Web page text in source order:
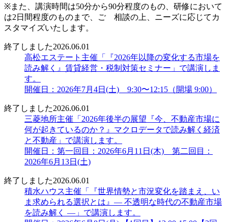
※また、講演時間は50分から90分程度のもの、研修において
は2日間程度のものまで、ご゙相談の上、ニーズに応じてカ
スタマイズいたします。
終了しました2026.06.01
高松エステート主催「『2026年以降の変化する市場を
読み解く』賃貸経営・税制対策セミナー」で講演しま
す。
開催日：2026年7月4日(土) 9:30〜12:15（開場 9:00）
終了しました2026.06.01
三菱地所主催「2026年後半の展望『今、不動産市場に
何が起きているのか？』マクロデータで読み解く経済
と不動産」で講演します。
開催日：第一回目：2026年6月11日(木) 第二回目：
2026年6月13日(土)
終了しました2026.06.01
積水ハウス主催「『世界情勢と市況変化を踏まえ、い
ま求められる選択とは』― 不透明な時代の不動産市場
を読み解く ―」で講演します。